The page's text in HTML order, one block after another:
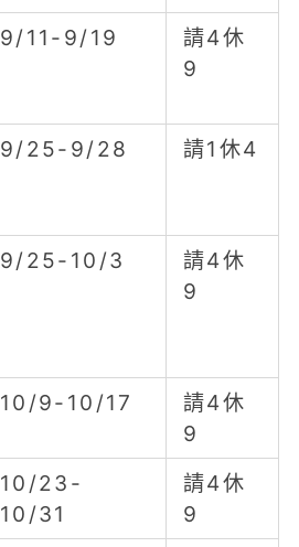
9/11-9/19
請4休
9
9/25-9/28 請1休4
9/25-10/3
請4休
9
10/9-10/17
請4休
9
10/23-
10/31
請4休
9